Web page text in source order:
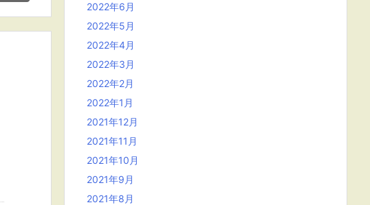
2022年6月
2022年5月
2022年4月
2022年3月
2022年2月
2022年1月
2021年12月
2021年11月
2021年10月
2021年9月
2021年8月